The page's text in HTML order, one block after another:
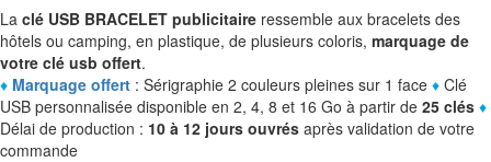
La clé USB BRACELET publicitaire ressemble aux bracelets des
hôtels ou camping, en plastique, de plusieurs coloris, marquage de
votre clé usb offert.
♦ Marquage offert : Sérigraphie 2 couleurs pleines sur 1 face ♦ Clé
USB personnalisée disponible en 2, 4, 8 et 16 Go à partir de 25 clés ♦
Délai de production : 10 à 12 jours ouvrés après validation de votre
commande